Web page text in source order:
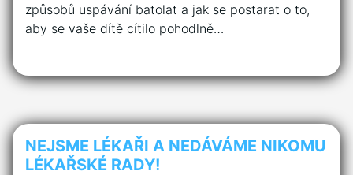
způsobů uspávání batolat a jak se postarat o to,
aby se vaše dítě cítilo pohodlně…
NEJSME LÉKAŘI A NEDÁVÁME NIKOMU
LÉKAŘSKÉ RADY!